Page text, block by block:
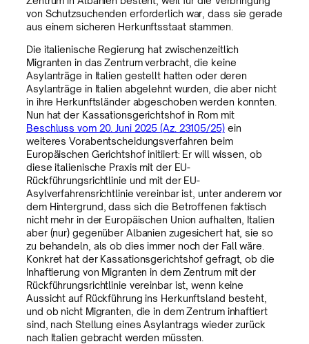
von Schutzsuchenden erforderlich war, dass sie gerade
aus einem sicheren Herkunftsstaat stammen.
Die italienische Regierung hat zwischenzeitlich
Migranten in das Zentrum verbracht, die keine
Asylanträge in Italien gestellt hatten oder deren
Asylanträge in Italien abgelehnt wurden, die aber nicht
in ihre Herkunftsländer abgeschoben werden konnten.
Nun hat der Kassationsgerichtshof in Rom mit
Beschluss vom 20. Juni 2025 (Az. 23105/25)ein
weiteres Vorabentscheidungsverfahren beim
Europäischen Gerichtshof initiiert: Er will wissen, ob
diese italienische Praxis mit der EU-
Rückführungsrichtlinie und mit der EU-
Asylverfahrensrichtlinie vereinbar ist, unter anderem vor
dem Hintergrund, dass sich die Betroffenen faktisch
nicht mehr in der Europäischen Union aufhalten, Italien
aber (nur) gegenüber Albanien zugesichert hat, sie so
zu behandeln, als ob dies immer noch der Fall wäre.
Konkret hat der Kassationsgerichtshof gefragt, ob die
Inhaftierung von Migranten in dem Zentrum mit der
Rückführungsrichtlinie vereinbar ist, wenn keine
Aussicht auf Rückführung ins Herkunftsland besteht,
und ob nicht Migranten, die in dem Zentrum inhaftiert
sind, nach Stellung eines Asylantrags wieder zurück
nach Italien gebracht werden müssten.